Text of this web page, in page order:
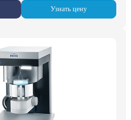
Узнать цену